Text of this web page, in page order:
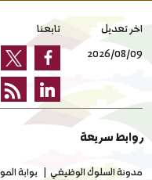
اخر تعديل
2026/08/09
تابعنا
روابط سريعة
مدونة السلوك الوظيفي بوابة